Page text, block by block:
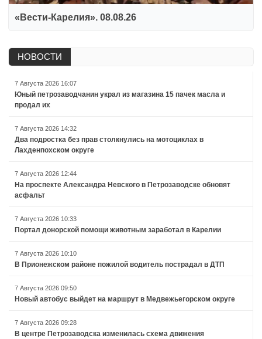
«Вести-Карелия». 08.08.26
НОВОСТИ
7 Августа 2026 16:07
Юный петрозаводчанин украл из магазина 15 пачек масла и
продал их
7 Августа 2026 14:32
Два подростка без прав столкнулись на мотоциклах в
Лахденпохском округе
7 Августа 2026 12:44
На проспекте Александра Невского в Петрозаводске обновят
асфальт
7 Августа 2026 10:33
Портал донорской помощи животным заработал в Карелии
7 Августа 2026 10:10
В Прионежском районе пожилой водитель пострадал в ДТП
7 Августа 2026 09:50
Новый автобус выйдет на маршрут в Медвежьегорском округе
7 Августа 2026 09:28
В центре Петрозаводска изменилась схема движения